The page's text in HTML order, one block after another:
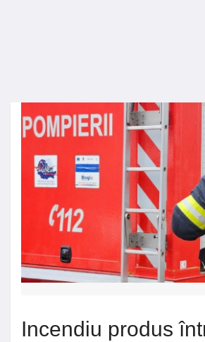
Incendiu produs